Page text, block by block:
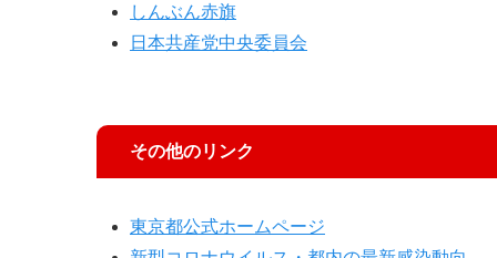
しんぶん赤旗
日本共産党中央委員会
その他のリンク
東京都公式ホームページ